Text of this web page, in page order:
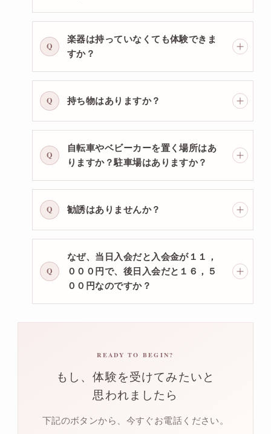
Q
楽器は持っていなくても体験できま
すか？
Q 持ち物はありますか？
Q
自転車やベビーカーを置く場所はあ
りますか？駐車場はありますか？
Q 勧誘はありませんか？
Q
なぜ、当日入会だと入会金が１１，
０００円で、後日入会だと１６，５
００円なのですか？
READY TO BEGIN?
もし、体験を受けてみたいと
思われましたら
下記のボタンから、今すぐお電話ください。